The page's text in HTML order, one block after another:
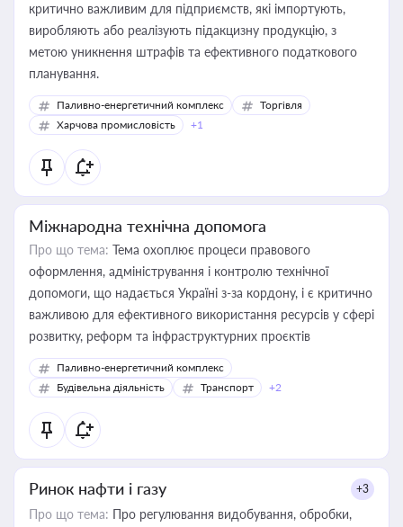
критично важливим для підприємств, які імпортують,
виробляють або реалізують підакцизну продукцію, з
метою уникнення штрафів та ефективного податкового
планування.
Паливно-енергетичний комплекс
Торгівля
Харчова промисловість
+1
Міжнародна технічна допомога
Про що тема: Тема охоплює процеси правового
оформлення, адміністрування і контролю технічної
допомоги, що надається Україні з-за кордону, і є критично
важливою для ефективного використання ресурсів у сфері
розвитку, реформ та інфраструктурних проєктів
Паливно-енергетичний комплекс
Будівельна діяльність
Транспорт +2
Ринок нафти і газу +3
Про що тема: Про регулювання видобування, обробки,